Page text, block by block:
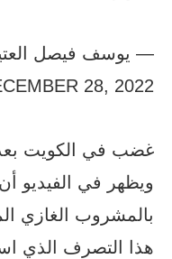
28, 2022
غضب في الكويت بعد
ويظهر في الفيديو
بالمشروب الغازي
هذا التصرف الذي